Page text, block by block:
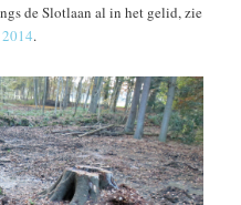
de Slotlaan al in het gelid, zie
.